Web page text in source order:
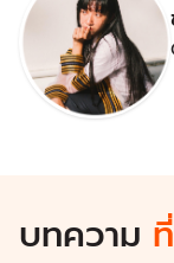
บทความ